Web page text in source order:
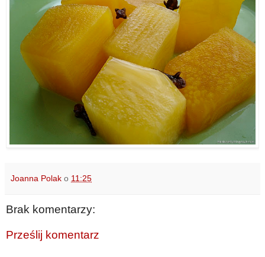
Joanna Polak o 11:25
Brak komentarzy:
Prześlij komentarz